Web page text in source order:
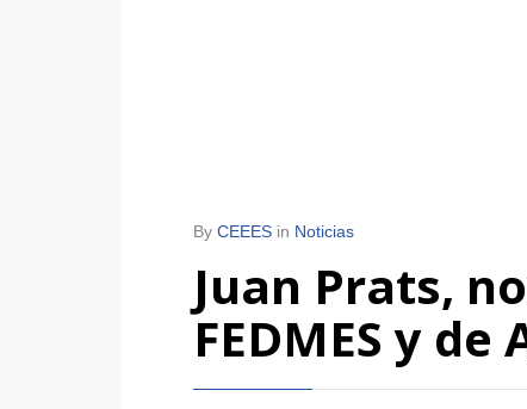
By CEEES in Noticias
Juan Prats,
FEDMES y de